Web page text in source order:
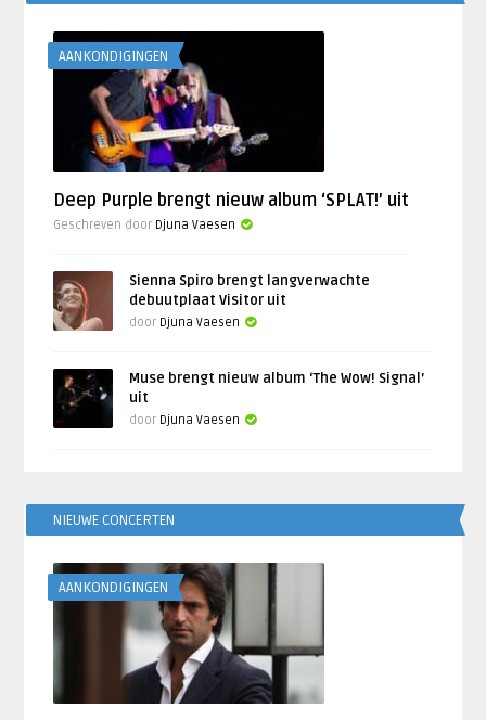
AANKONDIGINGEN
Deep Purple brengt nieuw album ‘SPLAT!’ uit
Geschreven door Djuna Vaesen
Sienna Spiro brengt langverwachte
debuutplaat Visitor uit
door Djuna Vaesen
Muse brengt nieuw album ‘The Wow! Signal’
uit
door Djuna Vaesen
NIEUWE CONCERTEN
AANKONDIGINGEN